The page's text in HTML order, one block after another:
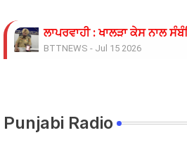
ਲਾਪਰਵਾਹੀ : ਖਾਲੜਾ ਕੇਸ ਨਾਲ
BTTNEWS - Jul 15 2026
11 ਜੂਨ ਦੇ ਗੰਭੀਰਪੁਰ ਸਿੱਖਿਆ
Punjabi Radio